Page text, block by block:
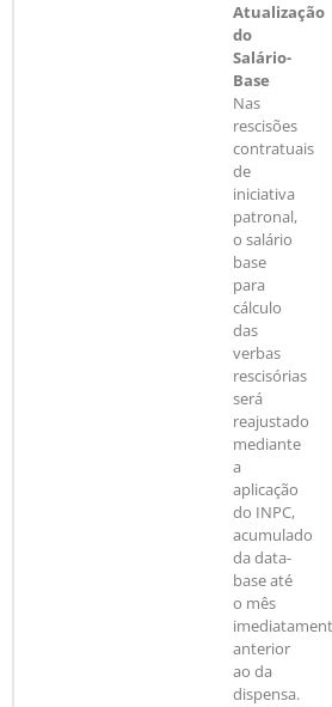
Atualização
do
Salário-
Base
Nas
rescisões
contratuais
de
iniciativa
patronal,
o salário
base
para
cálculo
das
verbas
rescisórias
será
reajustado
mediante
a
aplicação
do INPC,
acumulado
da data-
base até
o mês
anterior
ao da
dispensa.